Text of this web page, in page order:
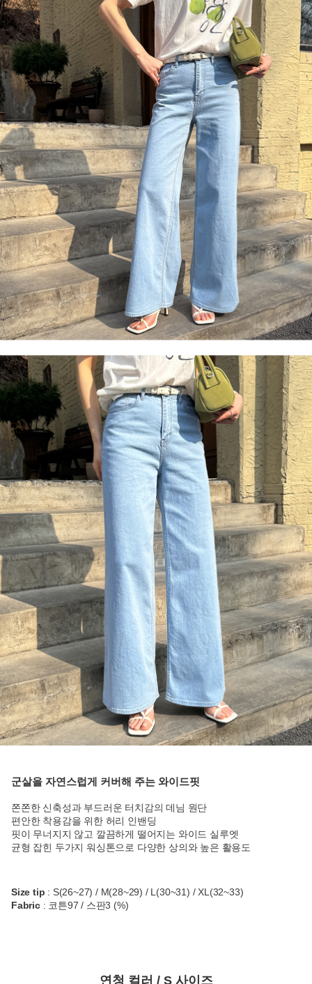
군살을 자연스럽게 커버해 주는 와이드핏
쫀쫀한 신축성과 부드러운 터치감의 데님 원단
편안한 착용감을 위한 허리 인밴딩
핏이 무너지지 않고 깔끔하게 떨어지는 와이드 실루엣
균형 잡힌 두가지 워싱톤으로 다양한 상의와 높은 활용도
Size tip : S(26~27) / M(28~29) / L(30~31) / XL(32~33)
Fabric: 코튼97 / 스판3 (%)
연청 컬러 / S 사이즈